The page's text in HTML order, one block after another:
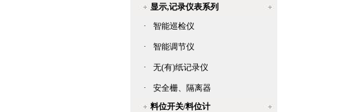
显示,记录仪表系列
·
智能巡检仪
· 智能调节仪
· 无(有)纸记录仪
·
安全栅、隔离器
料位开关/料位计